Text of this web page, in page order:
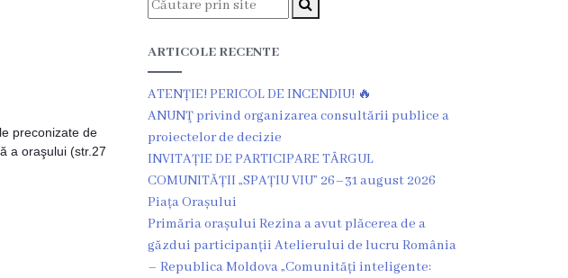
preconizate de
a oraşului (str.27
ARTICOLE RECENTE
ATENȚIE! PERICOL DE INCENDIU! 🔥
ANUNŢ privind organizarea consultării publice a
proiectelor de decizie
INVITAȚIE DE PARTICIPARE TÂRGUL
COMUNITĂȚII „SPAȚIU VIU” 26–31 august 2026
Piața Orașului
Primăria orașului Rezina a avut plăcerea de a
găzdui participanții Atelierului de lucru România
– Republica Moldova „Comunități inteligente: